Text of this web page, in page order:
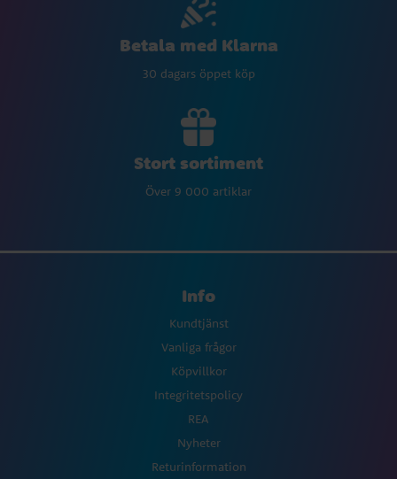
Betala med Klarna
30 dagars öppet köp
Stort sortiment
Över 9 000 artiklar
Info
Kundtjänst
Vanliga frågor
Köpvillkor
Integritetspolicy
REA
Nyheter
Returinformation